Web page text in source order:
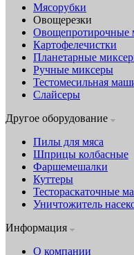
Мясорубки
Овощерезки
Картофелечистки
Планетарные
Ручные миксеры
Тестомесильная
Слайсеры
Другое оборудование
Пилы для мяса
Шприцы колбасные
Фаршемешалки
Куттеры
Тестораскаточные
Уничтожитель
Информация
О компании